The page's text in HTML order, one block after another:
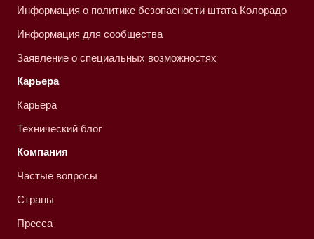
Информация о политике безопасности штата Колорадо
Информация для сообщества
Заявление о специальных возможностях
Карьера
Карьера
Технический блог
Компания
Частые вопросы
Страны
Пресса